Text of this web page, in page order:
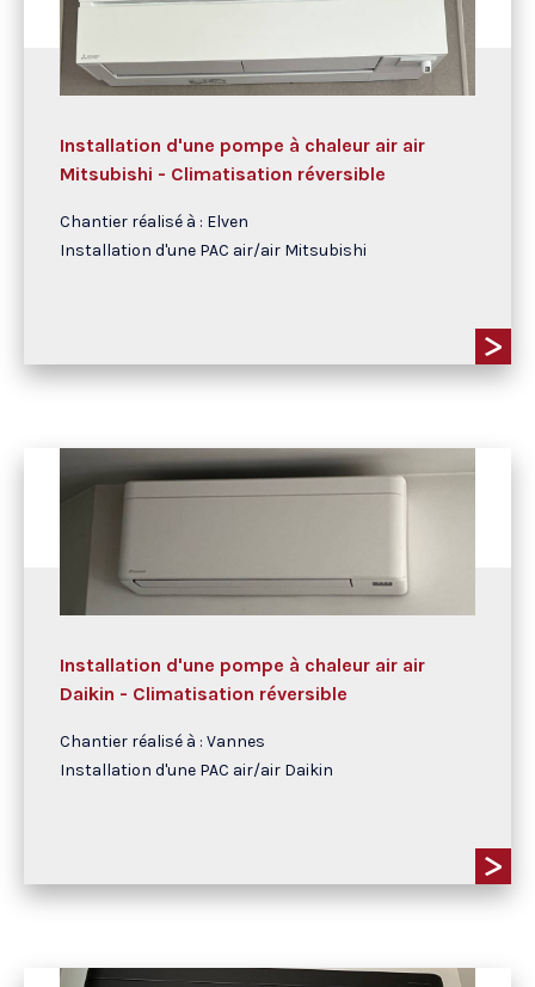
Installation d'une pompe à chaleur air air
Mitsubishi - Climatisation réversible
Chantier réalisé à : Elven
Installation d'une PAC air/air Mitsubishi
Installation d'une pompe à chaleur air air
Daikin - Climatisation réversible
Chantier réalisé à : Vannes
Installation d'une PAC air/air Daikin